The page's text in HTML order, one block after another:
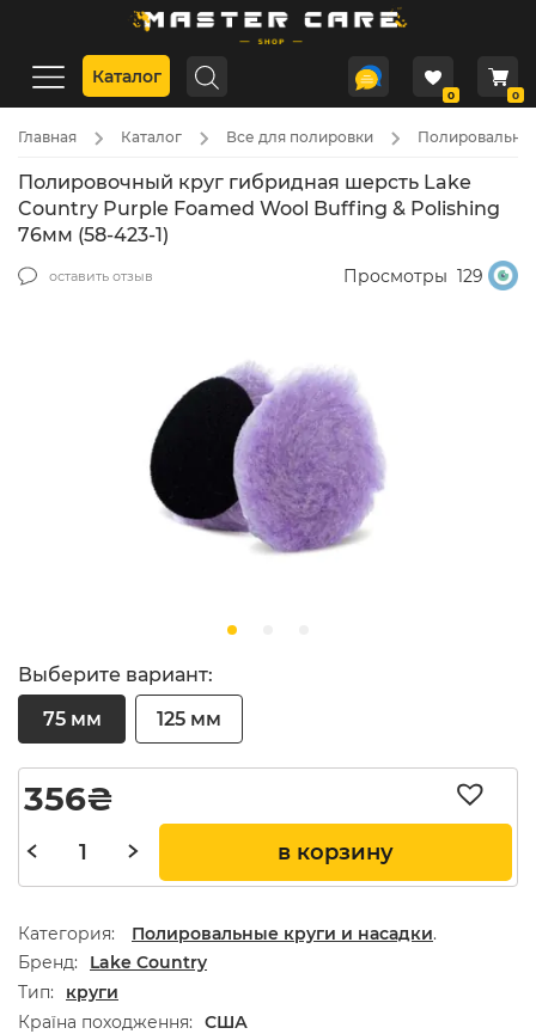
Каталог
0 0
Главная Каталог Все для полировки
Полировочный круг гибридная шерсть Lake
Country Purple Foamed Wool Buffing & Polishing
76мм (58-423-1)
оставить отзыв Просмотры 129
Выберите вариант:
75 мм
125 мм
356₴
в корзину
Категория: Полировальные круги и насадки.
Бренд
Lake Country
Тип
круги
Країна походження
США